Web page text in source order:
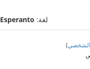
لغة: Esperanto
)